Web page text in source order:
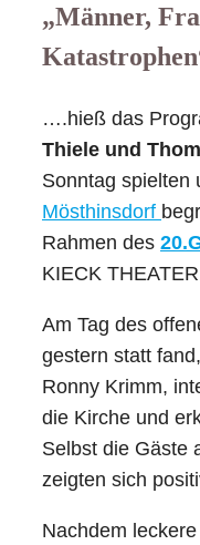
„Männer,
….hieß das
Thiele und
Sonntag spielten
Mösthinsdorf
Rahmen des
KIECK
Am Tag des
gestern statt
Ronny Krimm,
die Kirche und
Selbst die Gäste
zeigten sich
Nachdem